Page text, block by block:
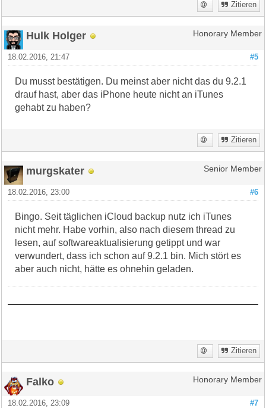
Zitieren
Hulk Holger Honorary Member
#5
18.02.2016, 21:47
Du musst bestätigen. Du meinst aber nicht das du 9.2.1
drauf hast, aber das iPhone heute nicht an iTunes
gehabt zu haben?
Zitieren
murgskater Senior Member
#6
18.02.2016, 23:00
Bingo. Seit täglichen iCloud backup nutz ich iTunes
nicht mehr. Habe vorhin, also nach diesem thread zu
lesen, auf softwareaktualisierung getippt und war
verwundert, dass ich schon auf 9.2.1 bin. Mich stört es
aber auch nicht, hätte es ohnehin geladen.
Zitieren
Falko Honorary Member
#7
18.02.2016, 23:09